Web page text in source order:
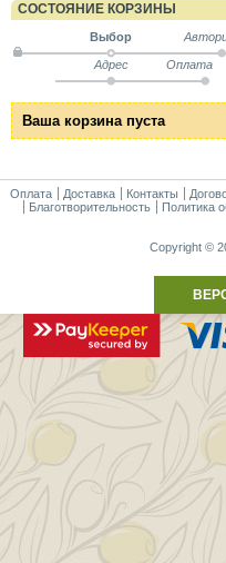
СОСТОЯНИЕ КОРЗИНЫ
Выбор
Адрес Оплата
Ваша корзина пуста
Оплата Доставка Контакты
Благотворительность
Политика
Copyright ©